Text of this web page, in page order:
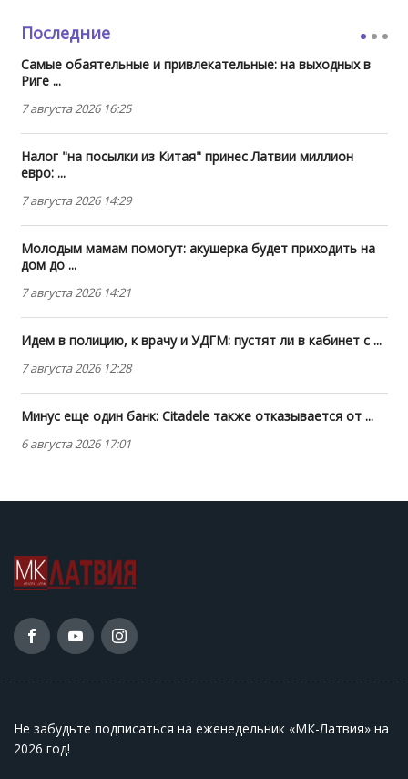
Последние
Самые обаятельные и привлекательные: на выходных в
Риге ...
7 августа 2026 16:25
Налог "на посылки из Китая" принес Латвии миллион
евро: ...
7 августа 2026 14:29
Молодым мамам помогут: акушерка будет приходить на
дом до ...
7 августа 2026 14:21
Идем в полицию, к врачу и УДГМ: пустят ли в кабинет с ...
7 августа 2026 12:28
Минус еще один банк: Citadele также отказывается от ...
6 августа 2026 17:01
Не забудьте подписаться на еженедельник «МК-Латвия» на
2026 год!